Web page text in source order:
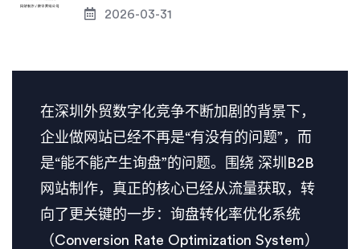
2026-03-31
在深圳外贸数字化竞争不断加剧的背景下，
企业做网站已经不再是“有没有的问题”，而
是“能不能产生询盘”的问题。围绕 深圳B2B
网站制作，真正的核心已经从流量获取，转
向了更关键的一步：询盘转化率优化系统
（Conversion Rate Optimization System）